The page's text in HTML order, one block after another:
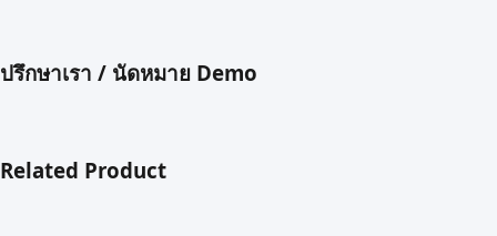
ปรึกษาเรา / นัดหมาย Demo
Related Product